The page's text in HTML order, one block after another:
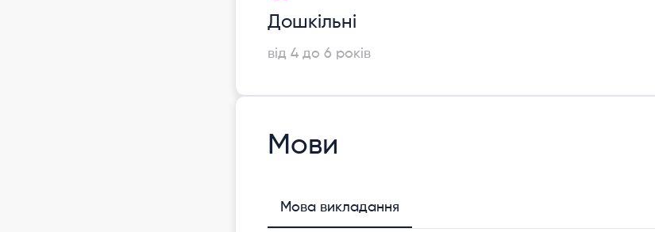
Дошкільні
від 4 до 6 років
Мови
Мова викладання